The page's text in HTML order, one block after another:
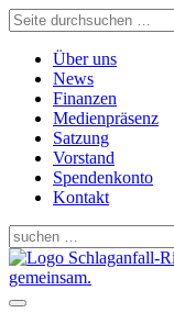
Über uns
News
Finanzen
Medienpräsenz
Satzung
Vorstand
Spendenkonto
Kontakt
Schlaganfall-
gemeinsam.